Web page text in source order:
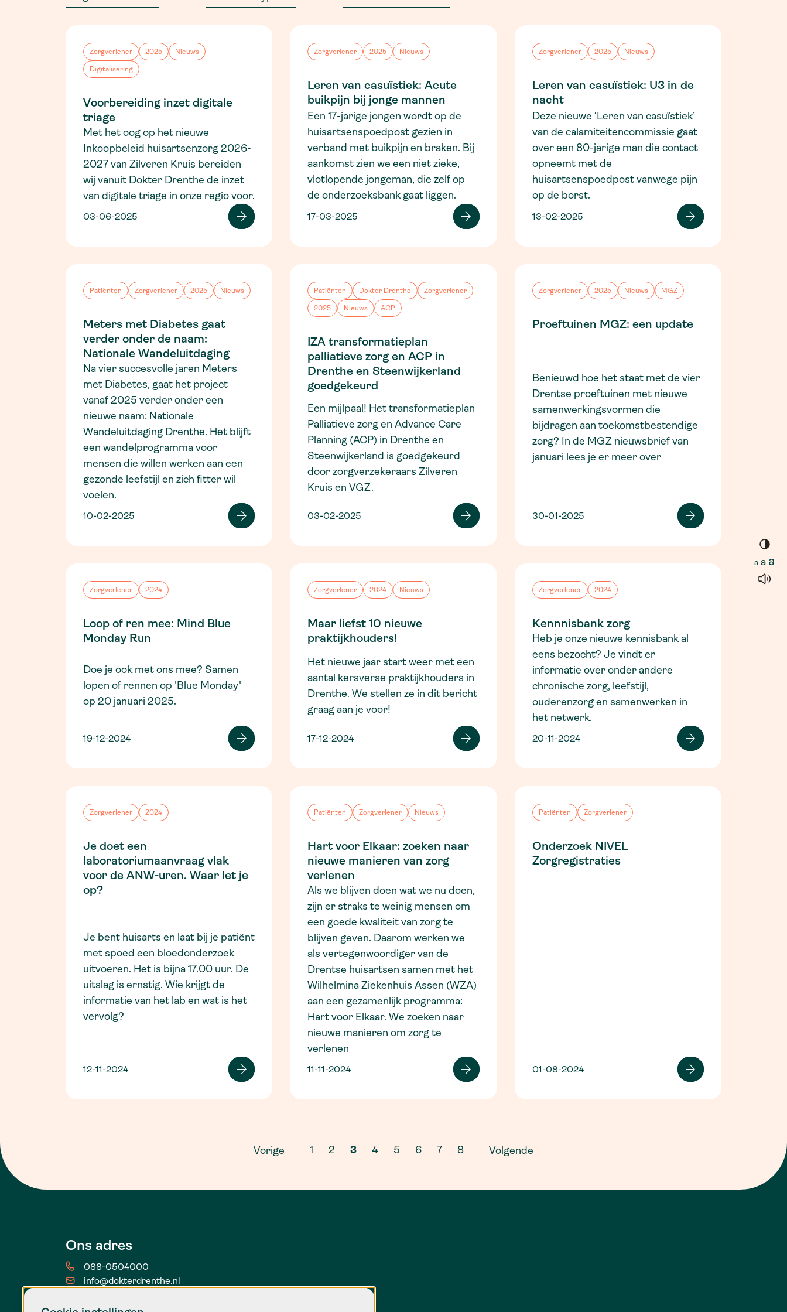
a a a
Zorgverlener 2025 Nieuws
Digitalisering
Voorbereiding inzet digitale
triage
Met het oog op het nieuwe
Inkoopbeleid huisartsenzorg 2026-
2027 van Zilveren Kruis bereiden
wij vanuit Dokter Drenthe de inzet
van digitale triage in onze regio voor.
03-06-2025
Zorgverlener 2025 Nieuws
Leren van casuïstiek: Acute
buikpijn bij jonge mannen
Een 17-jarige jongen wordt op de
huisartsenspoedpost gezien in
verband met buikpijn en braken. Bij
aankomst zien we een niet zieke,
vlotlopende jongeman, die zelf op
de onderzoeksbank gaat liggen.
17-03-2025
Zorgverlener 2025 Nieuws
Leren van casuïstiek: U3 in de
nacht
Deze nieuwe ‘Leren van casuïstiek’
van de calamiteitencommissie gaat
over een 80-jarige man die contact
opneemt met de
huisartsenspoedpost vanwege pijn
op de borst.
13-02-2025
Patiënten Zorgverlener 2025 Nieuws
Meters met Diabetes gaat
verder onder de naam:
Nationale Wandeluitdaging
Na vier succesvolle jaren Meters
met Diabetes, gaat het project
vanaf 2025 verder onder een
nieuwe naam: Nationale
Wandeluitdaging Drenthe. Het blijft
een wandelprogramma voor
mensen die willen werken aan een
gezonde leefstijl en zich fitter wil
voelen.
10-02-2025
Patiënten Dokter Drenthe Zorgverlener
2025 Nieuws ACP
IZA transformatieplan
palliatieve zorg en ACP in
Drenthe en Steenwijkerland
goedgekeurd
Een mijlpaal! Het transformatieplan
Palliatieve zorg en Advance Care
Planning (ACP) in Drenthe en
Steenwijkerland is goedgekeurd
door zorgverzekeraars Zilveren
Kruis en VGZ.
03-02-2025
Zorgverlener 2025 Nieuws MGZ
Proeftuinen MGZ: een update
Benieuwd hoe het staat met de vier
Drentse proeftuinen met nieuwe
samenwerkingsvormen die
bijdragen aan toekomstbestendige
zorg? In de MGZ nieuwsbrief van
januari lees je er meer over
30-01-2025
Zorgverlener 2024
Loop of ren mee: Mind Blue
Monday Run
Doe je ook met ons mee? Samen
lopen of rennen op 'Blue Monday'
op 20 januari 2025.
19-12-2024
Zorgverlener 2024 Nieuws
Maar liefst 10 nieuwe
praktijkhouders!
Het nieuwe jaar start weer met een
aantal kersverse praktijkhouders in
Drenthe. We stellen ze in dit bericht
graag aan je voor!
17-12-2024
Zorgverlener 2024
Kennnisbank zorg
Heb je onze nieuwe kennisbank al
eens bezocht? Je vindt er
informatie over onder andere
chronische zorg, leefstijl,
ouderenzorg en samenwerken in
het netwerk.
20-11-2024
Zorgverlener 2024
Je doet een
laboratoriumaanvraag vlak
voor de ANW-uren. Waar let je
op?
Je bent huisarts en laat bij je patiënt
met spoed een bloedonderzoek
uitvoeren. Het is bijna 17.00 uur. De
uitslag is ernstig. Wie krijgt de
informatie van het lab en wat is het
vervolg?
12-11-2024
Patiënten Zorgverlener Nieuws
Hart voor Elkaar: zoeken naar
nieuwe manieren van zorg
verlenen
Als we blijven doen wat we nu doen,
zijn er straks te weinig mensen om
een goede kwaliteit van zorg te
blijven geven. Daarom werken we
als vertegenwoordiger van de
Drentse huisartsen samen met het
Wilhelmina Ziekenhuis Assen (WZA)
aan een gezamenlijk programma:
Hart voor Elkaar. We zoeken naar
nieuwe manieren om zorg te
verlenen
11-11-2024
Patiënten Zorgverlener
Onderzoek NIVEL
Zorgregistraties
01-08-2024
Vorige 1 2 3 4 5 6 7 8 Volgende
Ons adres
088-0504000
info@dokterdrenthe.nl
9401 KX Assen